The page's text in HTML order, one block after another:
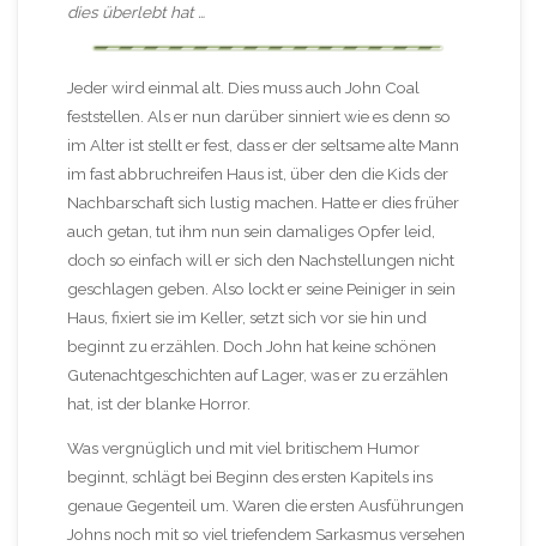
dies überlebt hat …
Jeder wird einmal alt. Dies muss auch John Coal
feststellen. Als er nun darüber sinniert wie es denn so
im Alter ist stellt er fest, dass er der seltsame alte Mann
im fast abbruchreifen Haus ist, über den die Kids der
Nachbarschaft sich lustig machen. Hatte er dies früher
auch getan, tut ihm nun sein damaliges Opfer leid,
doch so einfach will er sich den Nachstellungen nicht
geschlagen geben. Also lockt er seine Peiniger in sein
Haus, fixiert sie im Keller, setzt sich vor sie hin und
beginnt zu erzählen. Doch John hat keine schönen
Gutenachtgeschichten auf Lager, was er zu erzählen
hat, ist der blanke Horror.
Was vergnüglich und mit viel britischem Humor
beginnt, schlägt bei Beginn des ersten Kapitels ins
genaue Gegenteil um. Waren die ersten Ausführungen
Johns noch mit so viel triefendem Sarkasmus versehen